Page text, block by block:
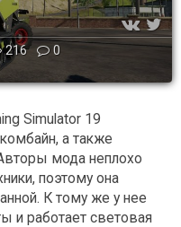
216 0
Simulator 19
а также
мода неплохо
поэтому она
К тому же у нее
и работает световая